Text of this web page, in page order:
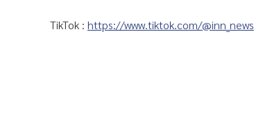
TikTok : https://www.tiktok.com/@inn_news